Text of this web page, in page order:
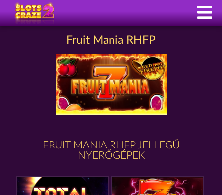
Fruit Mania RHFP
FRUIT MANIA RHFP JELLEGŰ
NYERŐGÉPEK